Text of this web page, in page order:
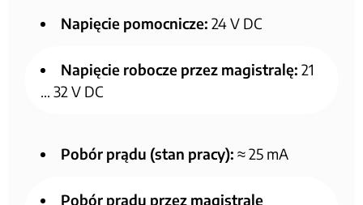
Napięcie pomocnicze: 24 V DC
Napięcie robocze przez magistralę: 21
… 32 V DC
Pobór prądu (stan pracy): ≈ 25 mA
Pobór prądu przez magistralę